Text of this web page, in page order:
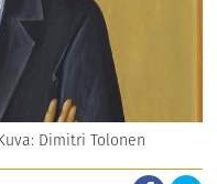
Dimitri Tolonen